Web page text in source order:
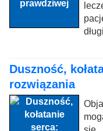
Duszność,
rozwiązania